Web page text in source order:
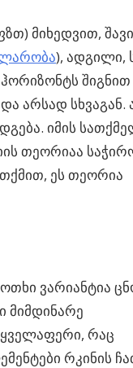
მიხედვით, შავი
), ადგილი,
შიგნით
არსად სხვაგან.
იმის
თეორიაა
ეს თეორია
ვარიანტია
მიმდინარე
რაც
რკინის